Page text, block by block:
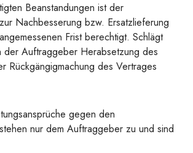
Beanstandungen ist der
Nachbesserung bzw. Ersatzlieferung
Frist berechtigt. Schlägt
der Auftraggeber Herabsetzung des
Rückgängigmachung des Vertrages
gegen den
nur dem Auftraggeber zu und sind